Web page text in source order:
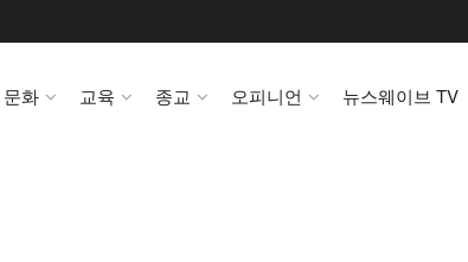
문화 교육 종교 오피니언 뉴스웨이브 TV